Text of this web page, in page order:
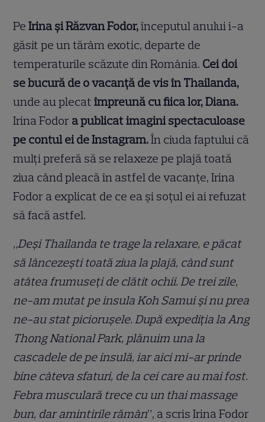
PeIrina și Răzvan Fodor,începutul anului i-a
găsit pe un tărâm exotic, departe de
temperaturile scăzute din România. Cei doi
se bucură de o vacanță de vis în Thailanda,
unde au plecat împreună cu fiica lor, Diana.
Irina Fodor a publicat imagini spectaculoase
pe contul ei de Instagram.În ciuda faptului că
mulți preferă să se relaxeze pe plajă toată
ziua când pleacă în astfel de vacanțe, Irina
Fodor a explicat de ce ea și soțul ei ai refuzat
să facă astfel.
„Deși Thailanda te trage la relaxare, e păcat
să lâncezești toată ziua la plajă, când sunt
atâtea frumuseți de clătit ochii. De trei zile,
ne-am mutat pe insula Koh Samui și nu prea
ne-au stat piciorușele. După expediția la Ang
Thong National Park, plănuim una la
cascadele de pe insulă, iar aici mi-ar prinde
bine câteva sfaturi, de la cei care au mai fost.
Febra musculară trece cu un thai massage
bun, dar amintirile rămân”, a scris Irina Fodor